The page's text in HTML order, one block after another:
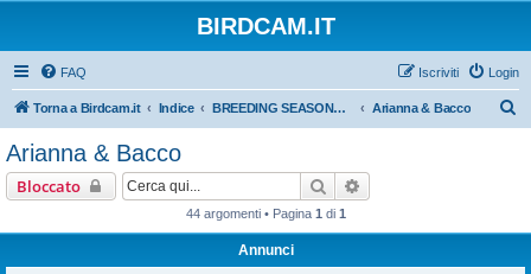
BIRDCAM.IT
FAQ Login
Iscriviti
Torna a Birdcam.it Indice BREEDING SEASONS 2007-2008 Arianna & Bacco
Arianna & Bacco
Bloccato Cerca
44 argomenti • Pagina 1 di 1
Annunci